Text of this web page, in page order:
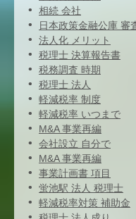
相続 会社
日本政策金融公庫 審
法人化 メリット
税理士 決算報告書
税務調査 時期
税理士 法人
軽減税率 制度
軽減税率 いつまで
M&A 事業再編
会社設立 自分で
M&A 事業再編
事業計画書 項目
蛍池駅 法人 税理士
軽減税率対策 補助金